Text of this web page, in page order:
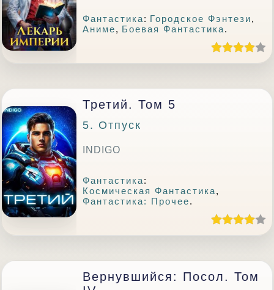
Фантастика: Городское Фэнтези,
Аниме, Боевая Фантастика.
Третий. Том 5
5. Отпуск
INDIGO
Фантастика:
Космическая Фантастика,
Фантастика: Прочее.
Вернувшийся: Посол. Том